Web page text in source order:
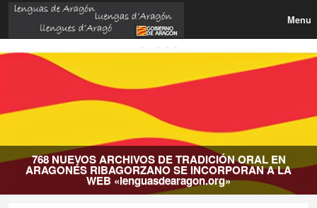
Menu
ORAL EN
INCORPORAN A LA EL BOA PUBLICA LA
SUBVENCIONES A